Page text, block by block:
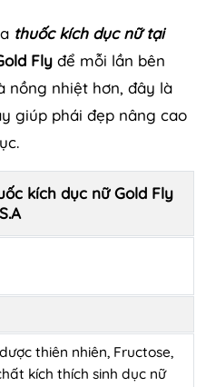
thuốc kích dục nữ tại
Fly để mỗi lần bên
nồng nhiệt hơn, đây là
giúp phái đẹp nâng cao
kích dục nữ Gold Fly
thiên nhiên, Fructose,
kích thích sinh dục nữ